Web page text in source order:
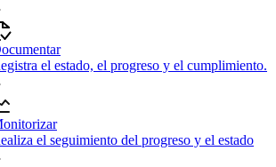
el estado, el progreso y el cumplimiento.
el seguimiento del progreso y el estado